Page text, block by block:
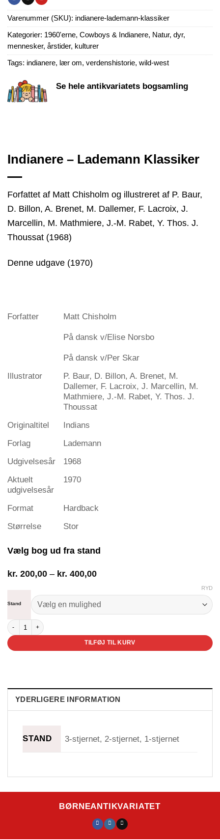
Varenummer (SKU): indianere-lademann-klassiker
Kategorier: 1960'erne, Cowboys & Indianere, Natur, dyr,
mennesker, årstider, kulturer
Tags: indianere, lær om, verdenshistorie, wild-west
Se hele antikvariatets bogsamling
Indianere – Lademann Klassiker
Forfattet af Matt Chisholm og illustreret af P. Baur,
D. Billon, A. Brenet, M. Dallemer, F. Lacroix, J.
Marcellin, M. Mathmiere, J.-M. Rabet, Y. Thos. J.
Thoussat (1968)
Denne udgave (1970)
Forfatter Matt Chisholm
På dansk v/Elise Norsbo
På dansk v/Per Skar
Illustrator
P. Baur, D. Billon, A. Brenet, M.
Dallemer, F. Lacroix, J. Marcellin, M.
Mathmiere, J.-M. Rabet, Y. Thos. J.
Thoussat
Originaltitel
Indians
Forlag
Lademann
Udgivelsesår
1968
Aktuelt
udgivelsesår
1970
Format
Hardback
Størrelse
Stor
Vælg bog ud fra stand
kr. 200,00 – kr. 400,00Prisinterval:
kr. 400,00
Stand
RYD
Indianere - Lademann Klassiker antal
TILFØJ TIL KURV
YDERLIGERE INFORMATION
STAND 3-stjernet, 2-stjernet, 1-stjernet
BØRNEANTIKVARIATET